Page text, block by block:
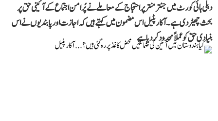
دہلی ہائی کورٹ میں جنتر منتر پر احتجاج کے معاملے نے پُرامن اجتماع کے آئینی حق پر
بحث چھیڑ دی ہے۔ آکار پٹیل اس مضمون میں کہتے ہیں کہ اجازت اور پابندیوں نے اس
بنیادی حق کو عملاً محدود کر دیا ہے